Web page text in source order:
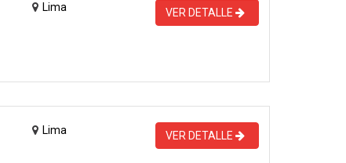
Lima VER DETALLE
Lima VER DETALLE